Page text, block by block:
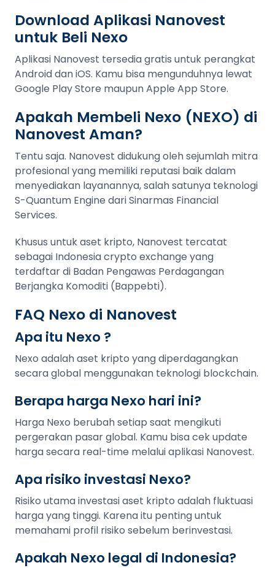
Download Aplikasi Nanovest
untuk Beli Nexo
Aplikasi Nanovest tersedia gratis untuk perangkat
Android dan iOS. Kamu bisa mengunduhnya lewat
Google Play Store maupun Apple App Store.
Apakah Membeli Nexo (NEXO) di
Nanovest Aman?
Tentu saja. Nanovest didukung oleh sejumlah mitra
profesional yang memiliki reputasi baik dalam
menyediakan layanannya, salah satunya teknologi
S-Quantum Engine dari Sinarmas Financial
Services.
Khusus untuk aset kripto, Nanovest tercatat
sebagai Indonesia crypto exchange yang
terdaftar di Badan Pengawas Perdagangan
Berjangka Komoditi (Bappebti).
FAQ Nexo di Nanovest
Apa itu Nexo ?
Nexo adalah aset kripto yang diperdagangkan
secara global menggunakan teknologi blockchain.
Berapa harga Nexo hari ini?
Harga Nexo berubah setiap saat mengikuti
pergerakan pasar global. Kamu bisa cek update
harga secara real-time melalui aplikasi Nanovest.
Apa risiko investasi Nexo?
Risiko utama investasi aset kripto adalah fluktuasi
harga yang tinggi. Karena itu penting untuk
memahami profil risiko sebelum berinvestasi.
Apakah Nexo legal di Indonesia?